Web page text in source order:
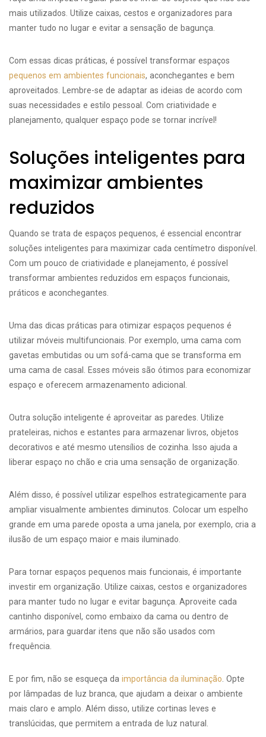
mais utilizados. Utilize caixas, cestos e organizadores para
manter tudo no lugar e evitar a sensação de bagunça.
Com essas dicas práticas, é possível transformar espaços
pequenos em ambientes funcionais, aconchegantes e bem
aproveitados. Lembre-se de adaptar as ideias de acordo com
suas necessidades e estilo pessoal. Com criatividade e
planejamento, qualquer espaço pode se tornar incrível!
Soluções inteligentes para
maximizar ambientes
reduzidos
Quando se trata de espaços pequenos, é essencial encontrar
soluções inteligentes para maximizar cada centímetro disponível.
Com um pouco de criatividade e planejamento, é possível
transformar ambientes reduzidos em espaços funcionais,
práticos e aconchegantes.
Uma das dicas práticas para otimizar espaços pequenos é
utilizar móveis multifuncionais. Por exemplo, uma cama com
gavetas embutidas ou um sofá-cama que se transforma em
uma cama de casal. Esses móveis são ótimos para economizar
espaço e oferecem armazenamento adicional.
Outra solução inteligente é aproveitar as paredes. Utilize
prateleiras, nichos e estantes para armazenar livros, objetos
decorativos e até mesmo utensílios de cozinha. Isso ajuda a
liberar espaço no chão e cria uma sensação de organização.
Além disso, é possível utilizar espelhos estrategicamente para
ampliar visualmente ambientes diminutos. Colocar um espelho
grande em uma parede oposta a uma janela, por exemplo, cria a
ilusão de um espaço maior e mais iluminado.
Para tornar espaços pequenos mais funcionais, é importante
investir em organização. Utilize caixas, cestos e organizadores
para manter tudo no lugar e evitar bagunça. Aproveite cada
cantinho disponível, como embaixo da cama ou dentro de
armários, para guardar itens que não são usados com
frequência.
E por fim, não se esqueça da importância da iluminação . Opte
por lâmpadas de luz branca, que ajudam a deixar o ambiente
mais claro e amplo. Além disso, utilize cortinas leves e
translúcidas, que permitem a entrada de luz natural.